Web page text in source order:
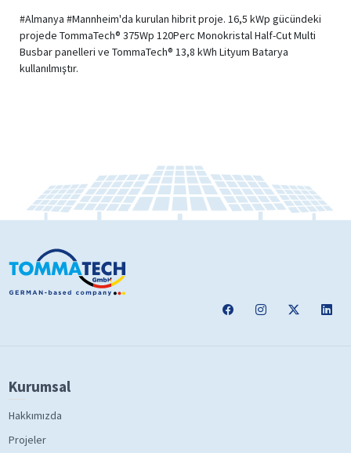
#Almanya #Mannheim'da kurulan hibrit proje. 16,5 kWp gücündeki
projede TommaTech® 375Wp 120Perc Monokristal Half-Cut Multi
Busbar panelleri ve TommaTech® 13,8 kWh Lityum Batarya
kullanılmıştır.
Kurumsal
Hakkımızda
Projeler